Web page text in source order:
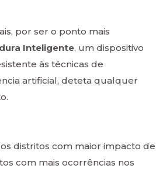
por ser o ponto mais
Inteligente, um dispositivo
às técnicas de
artificial, deteta qualquer
distritos com maior impacto de
com mais ocorrências nos